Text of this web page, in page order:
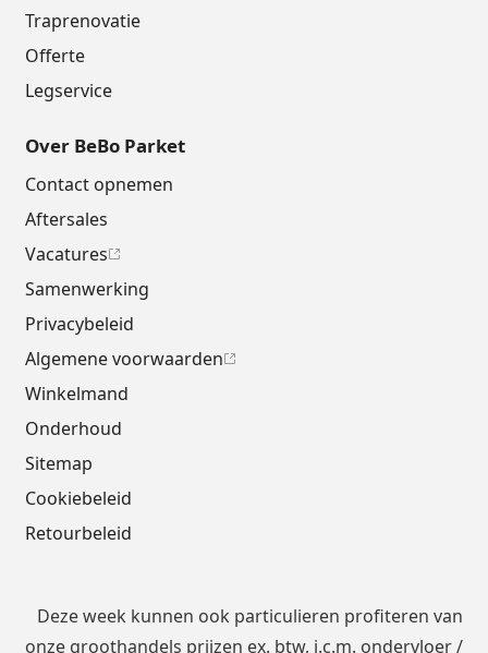
Traprenovatie
Offerte
Legservice
Over BeBo Parket
Contact opnemen
Aftersales
Vacatures
Samenwerking
Privacybeleid
Algemene voorwaarden
Winkelmand
Onderhoud
Sitemap
Cookiebeleid
Retourbeleid
Deze week kunnen ook particulieren profiteren van
onze groothandels prijzen ex. btw, i.c.m. ondervloer/